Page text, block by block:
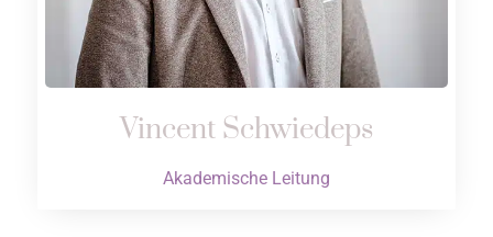
Vincent Schwiedeps
Akademische Leitung